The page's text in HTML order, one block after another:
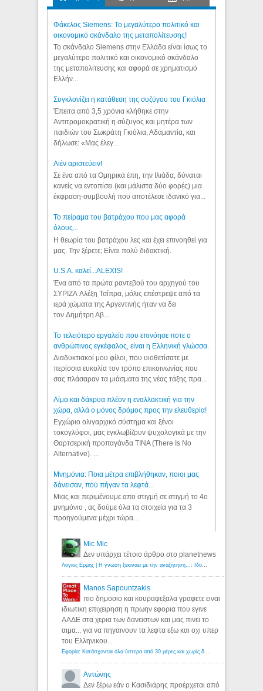
Φάκελος Siemens: Το μεγαλύτερο πολιτικό και
οικονομικό σκάνδαλο της μεταπολίτευσης!
Το σκάνδαλο Siemens στην Ελλάδα είναι ίσως το
μεγαλύτερο πολιτικό και οικονομικό σκάνδαλο
της μεταπολίτευσης και αφορά σε χρηματισμό
Ελλήν...
Συγκλονίζει η κατάθεση της συζύγου του Γκιόλια
Έπειτα από 3,5 χρόνια κλήθηκε στην
Αντιτρομοκρατική η σύζυγος και μητέρα των
παιδιών του Σωκράτη Γκιόλια, Αδαμαντία, και
δήλωσε: «Μας έλεγ...
Aιέν αριστεύειν!
Σε ένα από τα Ομηρικά έπη, την Ιλιάδα, δύναται
κανείς να εντοπίσει (και μάλιστα δύο φορές) μια
έκφραση-συμβουλή που αποτέλεσε ιδανικό για...
Το πείραμα του βατράχου που μας αφορά
όλους...
Η θεωρία του βατράχου λες και έχει επινοηθεί για
μας. Την ξέρετε; Είναι πολύ διδακτική.
U.S.A. καλεί...ALEXIS!
Ένα από τα πρώτα ραντεβού του αρχηγού του
ΣΥΡΙΖΑ Αλέξη Τσίπρα, μόλις επέστρεψε από τα
ιερά χώματα της Αργεντινής ήταν να δει
τον Δημήτρη Αβ...
Το τελειότερο εργαλείο που επινόησε ποτε ο
ανθρώπινος εγκέφαλος, είναι η Ελληνική γλώσσα.
Διαδυκτιακοί μου φίλοι, που υιοθετίσατε με
περίσσια ευκολία τον τρόπο επικοινωνίας που
σας πλάσαραν τα μιάσματα της νέας τάξης πρα...
Αίμα και δάκρυα πλέον η εναλλακτική για την
χώρα, αλλά ο μόνος δρόμος προς την ελευθερία!
Εγχώριο ολιγαρχικό σύστημα και ξένοι
τοκογλύφοι, μας εγκλωβίζουν ψυχολογικά με την
Θαρτσερική προπαγάνδα TINA (There Is No
Alternative). ...
Μνημόνια: Ποια μέτρα επιβλήθηκαν, ποιοι μας
δάνεισαν, πού πήγαν τα λεφτά...
Μιας και περιμένουμε απο στιγμή σε στιγμή το 4ο
μνημόνιο , ας δούμε όλα τα στοιχεία για τα 3
προηγούμενα μέχρι τώρα...
Mic Mic
Δεν υπάρχει τέτοιο άρθρο στο planetnews
Manos Sapountzakis
πιο δημοσιο και κουραφεξαλα γραφετε ειναι
ιδιωτικη επιχειρηση η πρωην εφορια που εγινε
ΑΑΔΕ στα χερια των δανειστων και μας πινει το
αιμα... για να πηγαινουν τα λεφτα εξω και οχι υπερ
του Ελληνικου...
Αντώνης
Δεν ξέρω εάν ο Κασιδιάρης προέρχεται από